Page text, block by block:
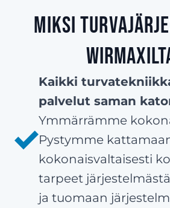
Miksi
Kaikki
palvelut saman
Ymmärrämme
Pystymme
kokonaisvaltaisesti
tarpeet
ja tuomaan